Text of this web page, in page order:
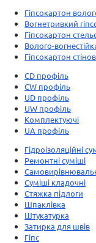
Гіпсокартон
Вогнетривкий
Гіпсокартон
Волого-
Гіпсокартон
CD профіль
CW профіль
UD профіль
UW профіль
Комплектуючі
UA профіль
Гідроізоляційні
Ремонтні суміші
Суміші кладочні
Стяжка підлоги
Шпаклівка
Штукатурка
Затирка для швів
Гіпс